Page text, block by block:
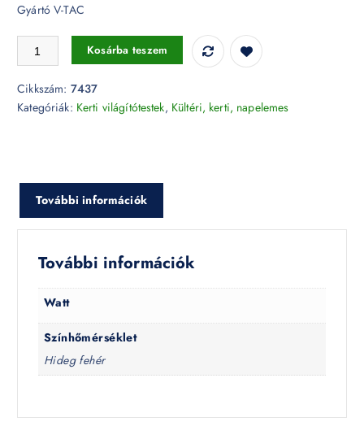
Gyártó V-TAC
Fényfüzér dugvillával 5 méter 6000K - 7437 mennyiség
Kosárba teszem
Cikkszám: 7437
Kategóriák: Kerti világítótestek, Kültéri, kerti, napelemes
További információk
További információk
Watt
Színhőmérséklet
Hideg fehér